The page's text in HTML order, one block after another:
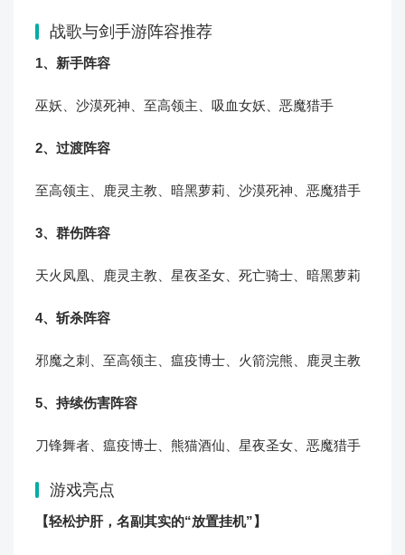
战歌与剑手游阵容推荐
1、新手阵容
巫妖、沙漠死神、至高领主、吸血女妖、恶魔猎手
2、过渡阵容
至高领主、鹿灵主教、暗黑萝莉、沙漠死神、恶魔猎手
3、群伤阵容
天火凤凰、鹿灵主教、星夜圣女、死亡骑士、暗黑萝莉
4、斩杀阵容
邪魔之刺、至高领主、瘟疫博士、火箭浣熊、鹿灵主教
5、持续伤害阵容
刀锋舞者、瘟疫博士、熊猫酒仙、星夜圣女、恶魔猎手
游戏亮点
【轻松护肝，名副其实的“放置挂机”】